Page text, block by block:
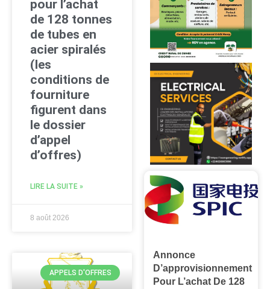
pour l’achat
de 128 tonnes
de tubes en
acier spiralés
(les
conditions de
fourniture
figurent dans
le dossier
d’appel
d’offres)
LIRE LA SUITE »
8 août 2026
APPELS D'OFFRES
Annonce
D’approvisionnement
Pour L’achat De 128